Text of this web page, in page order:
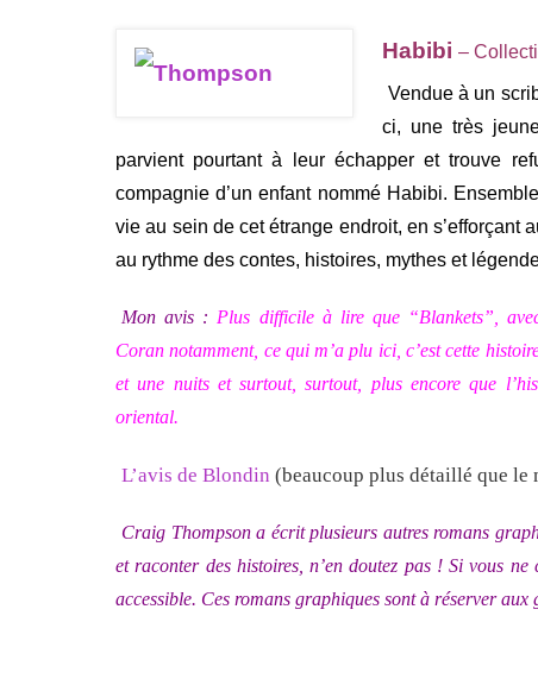
Habibi –
Vendue à un
ci, une très
parvient pourtant à leur échapper et trouve
compagnie d’un enfant nommé Habibi.
vie au sein de cet étrange endroit, en s’efforçant
au rythme des contes, histoires, mythes et
Mon avis : Plus difficile à lire que “Blankets”,
Coran notamment, ce qui m’a plu ici, c’est cette
et une nuits et surtout, surtout, plus encore que
oriental.
L’avis de Blondin (beaucoup plus détaillé que le
Craig Thompson a écrit plusieurs autres romans
et raconter des histoires, n’en doutez pas ! Si vous
accessible. Ces romans graphiques sont à réserver